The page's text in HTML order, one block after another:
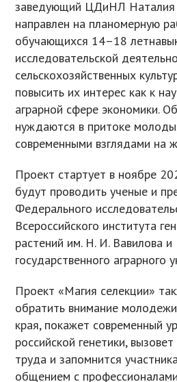
заведующий ЦДиНЛ Наталия
направлен на планомерную
обучающихся 14–18
исследовательской
сельскохозяйственных
повысить их интерес как к
аграрной сфере экономики.
нуждаются в притоке
современными взглядами на
Проект стартует в ноябре
будут проводить ученые и
Федерального
Всероссийского института
растений им. Н. И. Вавилова и
государственного аграрного
Проект «Магия селекции»
обратить внимание
края, покажет современный
российской генетики,
труда и запомнится
общением с